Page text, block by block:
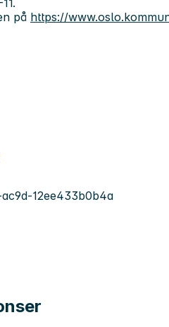
på https://
12ee433b0b4a